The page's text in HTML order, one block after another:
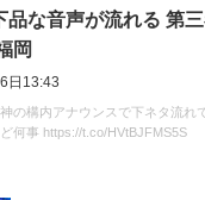
品な音声が流れる 第
岡
日13:43
の構内アナウンスで下ネタ流れ
何事 https://t.co/HVtBJFMS5S